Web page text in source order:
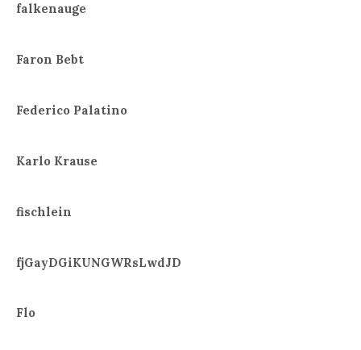
falkenauge
Faron Bebt
Federico Palatino
Karlo Krause
fischlein
fjGayDGiKUNGWRsLwdJD
Flo